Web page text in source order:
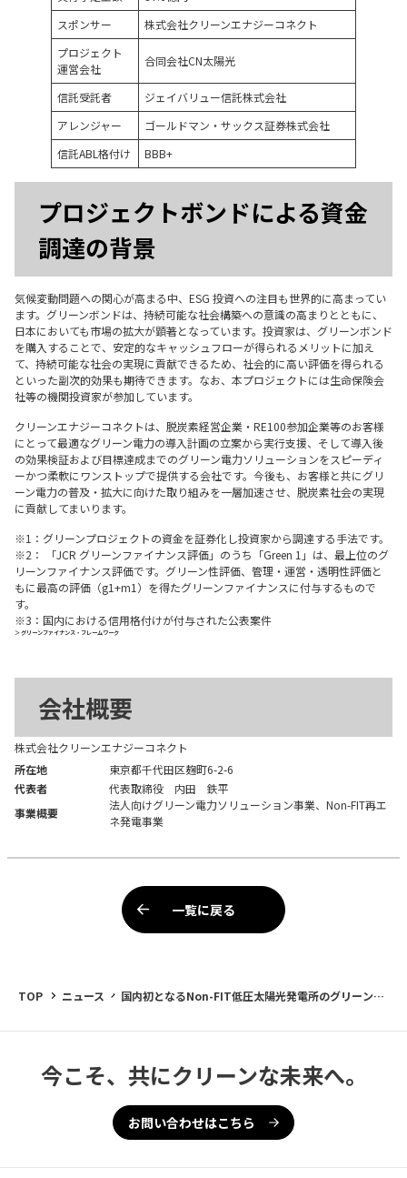
スポンサー
株式会社クリーンエナジーコネクト
プロジェクト
運営会社
合同会社CN太陽光
信託受託者
ジェイバリュー信託株式会社
アレンジャー
ゴールドマン・サックス証券株式会社
信託ABL格付け
BBB+
プロジェクトボンドによる資金
調達の背景
気候変動問題への関⼼が⾼まる中、ESG 投資への注⽬も世界的に⾼まってい
ます。グリーンボンドは、持続可能な社会構築への意識の高まりとともに、
日本においても市場の拡大が顕著となっています。投資家は、グリーンボンド
を購入することで、安定的なキャッシュフローが得られるメリットに加え
て、持続可能な社会の実現に貢献できるため、社会的に高い評価を得られる
といった副次的効果も期待できます。なお、本プロジェクトには生命保険会
社等の機関投資家が参加しています。
クリーンエナジーコネクトは、脱炭素経営企業・RE100参加企業等のお客様
にとって最適なグリーン電力の導入計画の立案から実行支援、そして導入後
の効果検証および目標達成までのグリーン電力ソリューションをスピーディ
ーかつ柔軟にワンストップで提供する会社です。今後も、お客様と共にグリ
ーン電力の普及・拡大に向けた取り組みを一層加速させ、脱炭素社会の実現
に貢献してまいります。
※1：グリーンプロジェクトの資金を証券化し投資家から調達する手法です。
※2： 「JCR グリーンファイナンス評価」のうち「Green 1」は、最上位のグ
リーンファイナンス評価です。グリーン性評価、管理・運営・透明性評価と
もに最高の評価（g1+m1）を得たグリーンファイナンスに付与するもので
す。
※3：国内における信用格付けが付与された公表案件
＞ グリーンファイナンス・フレームワーク
会社概要
株式会社クリーンエナジーコネクト
所在地
東京都千代田区麹町6-2-6
代表者
代表取締役 内田 鉄平
事業概要
法人向けグリーン電力ソリューション事業、Non-FIT再エ
ネ発電事業
一覧に戻る
TOP ニュース
国内初となるNon-FIT低圧太陽光発電所のグリーンプ
今こそ、共にクリーンな未来へ。
お問い合わせはこちら